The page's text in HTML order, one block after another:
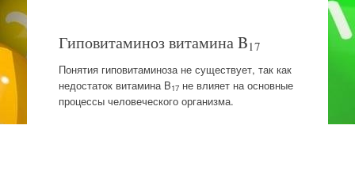
Гиповитаминоз витамина B17
Понятия гиповитаминоза не существует, так как
недостаток витамина B17не влияет на основные
процессы человеческого организма.